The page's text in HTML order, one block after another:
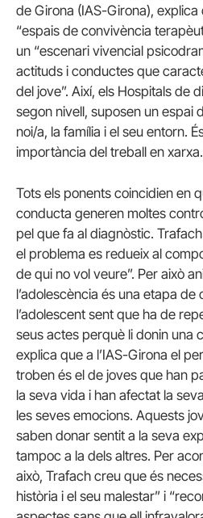
de Girona (IAS-Girona),
“espais de convivència
un “escenari vivencial
actituds i conductes que
del jove”. Així, els Hospitals de
segon nivell, suposen un espai
noi/a, la família i el seu entorn.
importància del treball en xarxa.
Tots els ponents coincidien en
conducta generen moltes
pel que fa al diagnòstic.
el problema es redueix al
de qui no vol veure”. Per això
l’adolescència és una etapa
l’adolescent sent que ha de
seus actes perquè li donin una
explica que a l’IAS-Girona el
troben és el de joves que han
la seva vida i han afectat la
les seves emocions. Aquests
saben donar sentit a la seva
tampoc a la dels altres. Per
això, Trafach creu que és
història i el seu malestar” i